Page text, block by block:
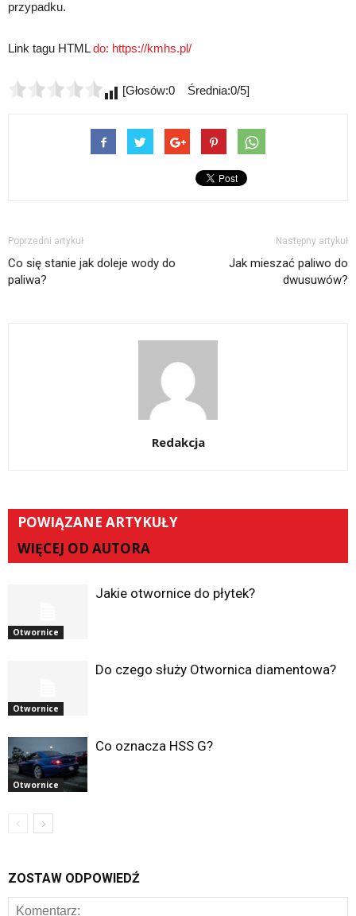
przypadku.
Link tagu HTMLdo: https://kmhs.pl/
[Głosów:0 Średnia:0/5]
Poprzedni artykuł
Co się stanie jak doleje wody do
paliwa?
Następny artykuł
Jak mieszać paliwo do
dwusuwów?
Redakcja
POWIĄZANE ARTYKUŁY
WIĘCEJ OD AUTORA
Otwornice
Jakie otwornice do płytek?
Otwornice
Do czego służy Otwornica diamentowa?
Otwornice
Co oznacza HSS G?
ZOSTAW ODPOWIEDŹ